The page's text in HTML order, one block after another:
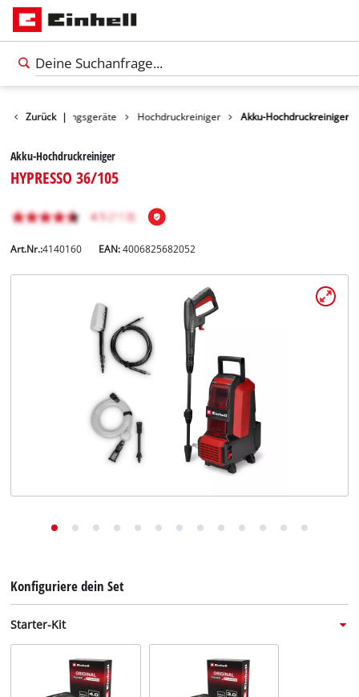
Zurück |
Reinigungsgeräte Hochdruckreiniger Akku-Hochdruckreiniger
Akku-Hochdruckreiniger
HYPRESSO 36/105
Art.Nr.:4140160 EAN:4006825682052
Konfiguriere dein Set
Starter-Kit